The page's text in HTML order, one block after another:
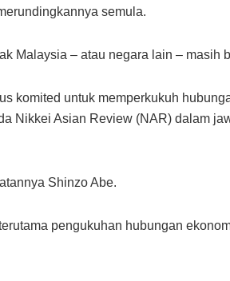
semula.
Malaysia – atau negara lain – masih
komited untuk memperkukuh
Nikkei Asian Review (NAR) dalam
Shinzo Abe.
pengukuhan hubungan